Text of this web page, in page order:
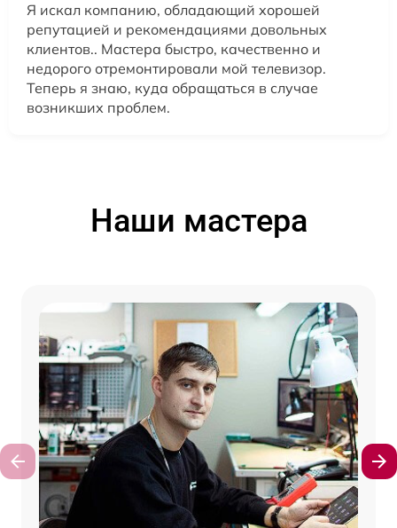
Я искал компанию, обладающий хорошей
репутацией и рекомендациями довольных
клиентов.. Мастера быстро, качественно и
недорого отремонтировали мой телевизор.
Теперь я знаю, куда обращаться в случае
возникших проблем.
Наши мастера